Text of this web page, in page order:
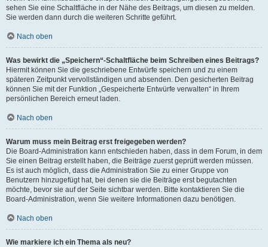
sehen Sie eine Schaltfläche in der Nähe des Beitrags, um diesen zu melden.
Sie werden dann durch die weiteren Schritte geführt.
Nach oben
Was bewirkt die „Speichern“-Schaltfläche beim Schreiben eines Beitrags?
Hiermit können Sie die geschriebene Entwürfe speichern und zu einem
späteren Zeitpunkt vervollständigen und absenden. Den gesicherten Beitrag
können Sie mit der Funktion „Gespeicherte Entwürfe verwalten“ in Ihrem
persönlichen Bereich erneut laden.
Nach oben
Warum muss mein Beitrag erst freigegeben werden?
Die Board-Administration kann entschieden haben, dass in dem Forum, in dem
Sie einen Beitrag erstellt haben, die Beiträge zuerst geprüft werden müssen.
Es ist auch möglich, dass die Administration Sie zu einer Gruppe von
Benutzern hinzugefügt hat, bei denen sie die Beiträge erst begutachten
möchte, bevor sie auf der Seite sichtbar werden. Bitte kontaktieren Sie die
Board-Administration, wenn Sie weitere Informationen dazu benötigen.
Nach oben
Wie markiere ich ein Thema als neu?